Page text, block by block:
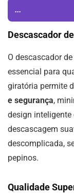
...
Descascador
O descascador
essencial para
giratória permite
e segurança,
design
descascagem
descomplicada,
pepinos.
Qualidade